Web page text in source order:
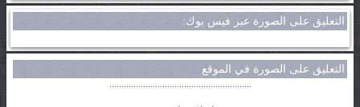
التعليق على الصورة عبر فيس بوك:
التعليق على الصورة في الموقع
...........................................................